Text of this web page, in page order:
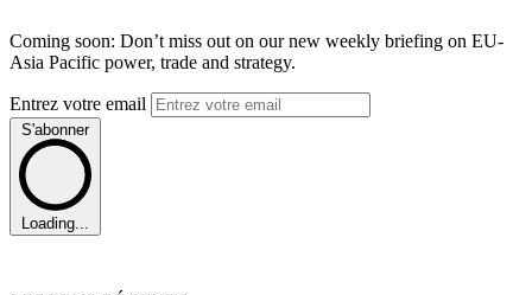
Coming soon: Don’t miss out on our new weekly briefing on EU-
Asia Pacific power, trade and strategy.
Entrez votre email
S'abonner
Loading...